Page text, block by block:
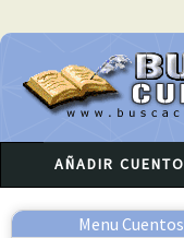
AÑADIR CUENTO
Menu Cuentos